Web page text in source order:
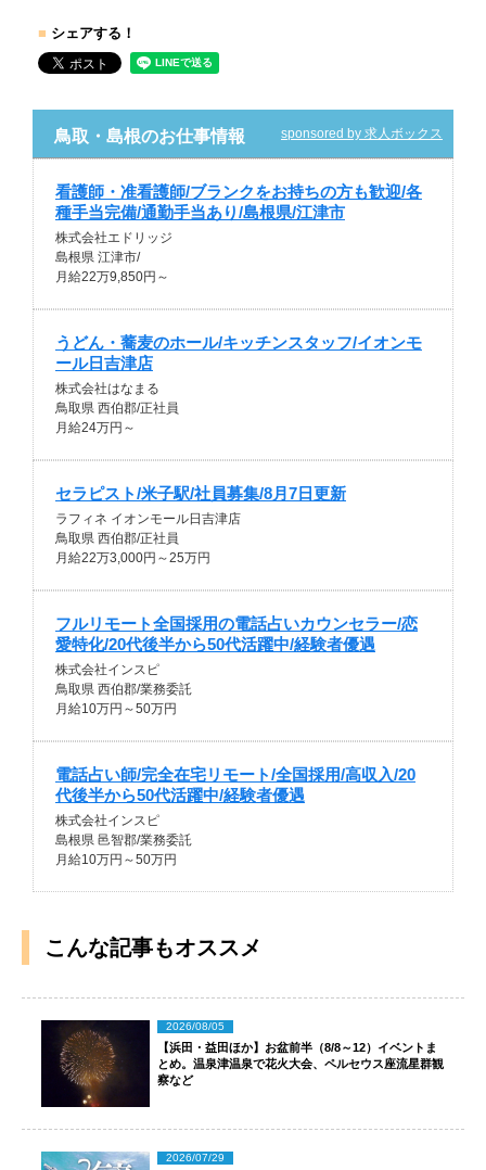
■ シェアする！
鳥取・島根のお仕事情報 sponsored by 求人ボックス
看護師・准看護師/ブランクをお持ちの方も歓迎/各
種手当完備/通勤手当あり/島根県/江津市
株式会社エドリッジ
島根県 江津市/
月給22万9,850円～
うどん・蕎麦のホール/キッチンスタッフ/イオンモ
ール日吉津店
株式会社はなまる
鳥取県 西伯郡/正社員
月給24万円～
セラピスト/米子駅/社員募集/8月7日更新
ラフィネ イオンモール日吉津店
鳥取県 西伯郡/正社員
月給22万3,000円～25万円
フルリモート全国採用の電話占いカウンセラー/恋
愛特化/20代後半から50代活躍中/経験者優遇
株式会社インスピ
鳥取県 西伯郡/業務委託
月給10万円～50万円
電話占い師/完全在宅リモート/全国採用/高収入/20
代後半から50代活躍中/経験者優遇
株式会社インスピ
島根県 邑智郡/業務委託
月給10万円～50万円
こんな記事もオススメ
2026/08/05
【浜田・益田ほか】お盆前半（8/8～12）イベントま
とめ。温泉津温泉で花火大会、ペルセウス座流星群観
察など
2026/07/29